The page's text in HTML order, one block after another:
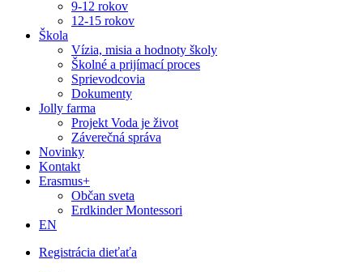
9-12 rokov
12-15 rokov
Škola
Vízia, misia a hodnoty školy
Školné a prijímací proces
Sprievodcovia
Dokumenty
Jolly farma
Projekt Voda je život
Záverečná správa
Novinky
Kontakt
Erasmus+
Občan sveta
Erdkinder Montessori
EN
Registrácia dieťaťa